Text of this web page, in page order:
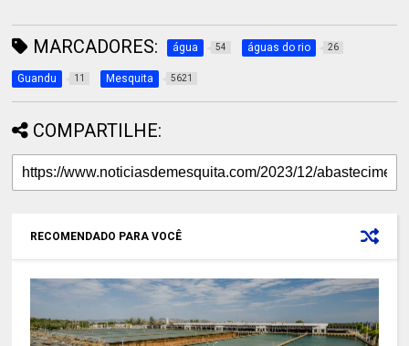
MARCADORES: água 54 águas do rio 26
Guandu 11 Mesquita 5621
COMPARTILHE:
RECOMENDADO PARA VOCÊ